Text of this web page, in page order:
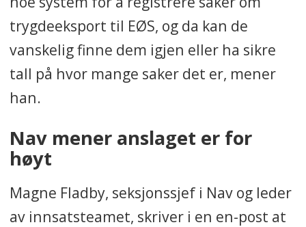
trygdeeksport til EØS, og da kan de
vanskelig finne dem igjen eller ha sikre
tall på hvor mange saker det er, mener
han.
Nav mener anslaget er for
høyt
Magne Fladby, seksjonssjef i Nav og leder
av innsatsteamet, skriver i en en-post at